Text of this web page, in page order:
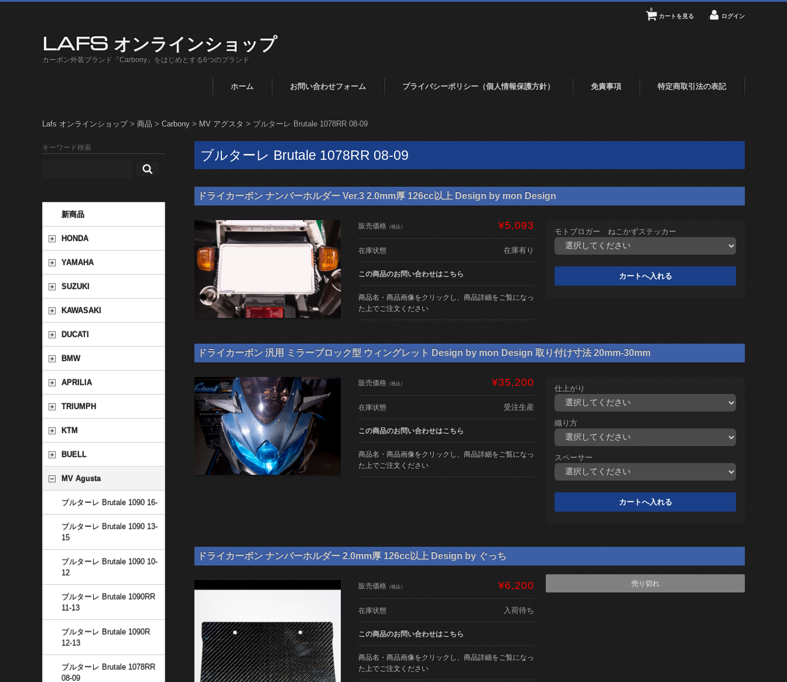
LAFS オンラインショップ
カーボン外装ブランド『Carbony』をはじめとする6つのブランド
カートを見る
0
ログイン
ホーム お問い合わせフォーム プライバシーポリシー（個人情報保護方針） 免責事項 特定商取引法の表記
Lafs オンラインショップ> 商品 > Carbony > MV アグスタ > ブルターレ Brutale 1078RR 08-09
ブルターレ Brutale 1078RR 08-09
ドライカーボン ナンバーホルダー Ver.3 2.0mm厚 126cc以上 Design by mon Design
販売価格 （税込） ¥5,093
在庫状態 在庫有り
この商品のお問い合わせはこちら
商品名・商品画像をクリックし、商品詳細をご覧になっ
た上でご注文ください
モトブロガー ねこかずステッカー
ドライカーボン 汎用 ミラーブロック型 ウィングレット Design by mon Design 取り付け寸法 20mm-30mm
販売価格 （税込） ¥35,200
在庫状態 受注生産
この商品のお問い合わせはこちら
商品名・商品画像をクリックし、商品詳細をご覧になっ
た上でご注文ください
仕上がり
織り方
スペーサー
ドライカーボン ナンバーホルダー 2.0mm厚 126cc以上 Design by ぐっち
販売価格 （税込） ¥6,200
在庫状態 入荷待ち
この商品のお問い合わせはこちら
商品名・商品画像をクリックし、商品詳細をご覧になっ
た上でご注文ください
売り切れ
キーワード検索
新商品
HONDA
YAMAHA
SUZUKI
KAWASAKI
DUCATI
BMW
APRILIA
TRIUMPH
KTM
BUELL
MV Agusta
ブルターレ Brutale 1090 16-
ブルターレ Brutale 1090 13-
15
ブルターレ Brutale 1090 10-
12
ブルターレ Brutale 1090RR
11-13
ブルターレ Brutale 1090R
12-13
ブルターレ Brutale 1078RR
08-09